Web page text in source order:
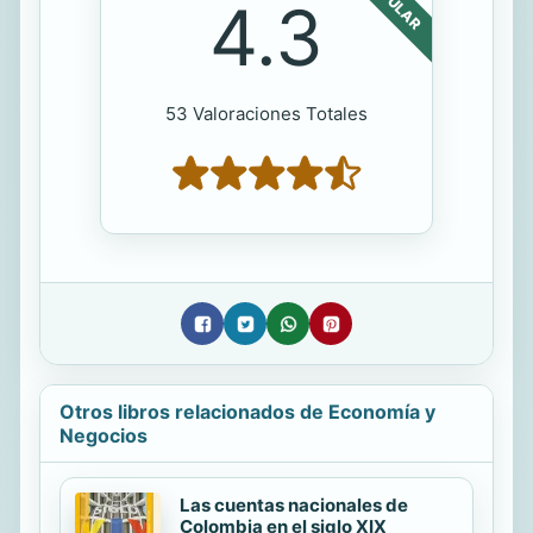
4.3
53 Valoraciones Totales
Otros libros relacionados de Economía y
Negocios
Las cuentas nacionales de
Colombia en el siglo XIX